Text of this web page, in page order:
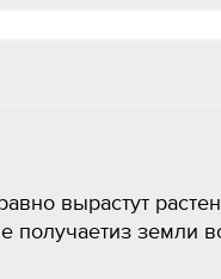
вырастут
получаетиз земли